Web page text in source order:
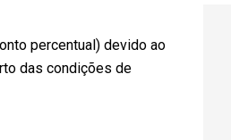
percentual) devido ao
das condições de